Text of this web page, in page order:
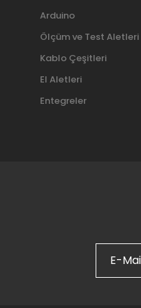
Arduino
Ölçüm ve Test Aletleri
Kablo Çeşitleri
El Aletleri
Entegreler